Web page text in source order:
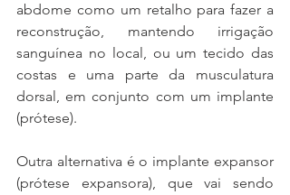
abdome como um retalho para fazer a
reconstrução, mantendo irrigação
sanguínea no local, ou um tecido das
costas e uma parte da musculatura
dorsal, em conjunto com um implante
(prótese).
Outra alternativa é o implante expansor
(prótese expansora), que vai sendo